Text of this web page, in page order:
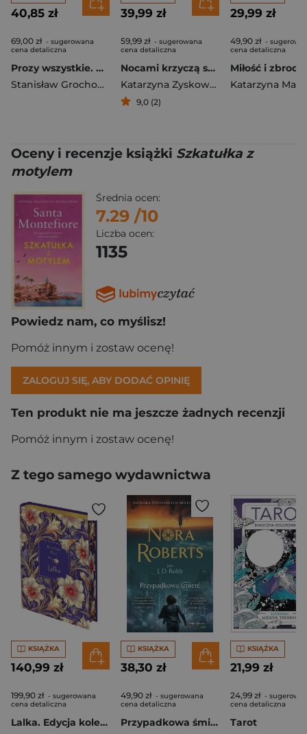
40,85 zł
69,00 zł - sugerowana
cena detaliczna
Prozy wszystkie. Opowiadania, utwory rozproszone i niedrukowane
Stanisław Grochowiak
39,99 zł
59,99 zł - sugerowana
cena detaliczna
Nocami krzyczą sarny (wyd. 2026, barwione brzegi)
Katarzyna Zyskowska
9,0 (2)
29,99 zł
49,90 zł -
cena detaliczna
Katarzyna
Oceny i recenzje książki Szkatułka z
motylem
Średnia ocen:
7.29 /10
Liczba ocen:
1135
Powiedz nam, co myślisz!
Pomóż innym i zostaw ocenę!
ZALOGUJ SIĘ, ABY DODAĆ OPINIĘ
Ten produkt nie ma jeszcze żadnych recenzji
Pomóż innym i zostaw ocenę!
Z tego samego wydawnictwa
KSIĄŻKA
140,99 zł
199,90 zł - sugerowana
cena detaliczna
Lalka. Edycja kolekcjonerska. Barwione brzegi
KSIĄŻKA
38,30 zł
49,90 zł - sugerowana
cena detaliczna
Przypadkowa śmierć
KSIĄŻKA
21,99 zł
24,99 zł -
cena detaliczna
Tarot